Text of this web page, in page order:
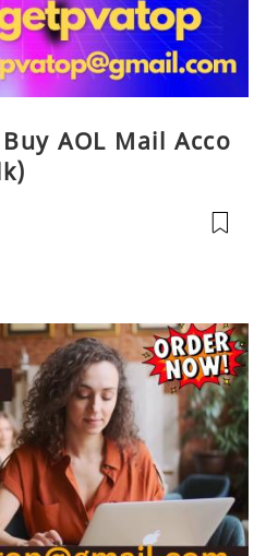
AOL Mail Acco